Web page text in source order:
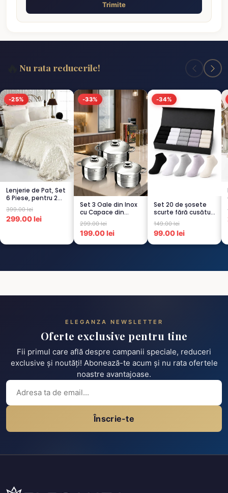
Trimite
Nu rata reducerile!
-25%
Lenjerie de Pat, Set
6 Piese, pentru 2
persoana, CREM-
4...
399.00 lei
299.00 lei
-33%
Set 3 Oale din Inox
cu Capace din
Sticlă
Termorezistent...
299.00 lei
199.00 lei
-34%
Set 20 de șosete
scurte fără cusături
pentru femei – 5...
149.00 lei
99.00 lei
ELEGANZA NEWSLETTER
Oferte exclusive pentru tine
Fii primul care află despre campanii speciale, reduceri
exclusive și noutăți! Abonează-te acum și nu rata ofertele
noastre avantajoase.
Înscrie-te